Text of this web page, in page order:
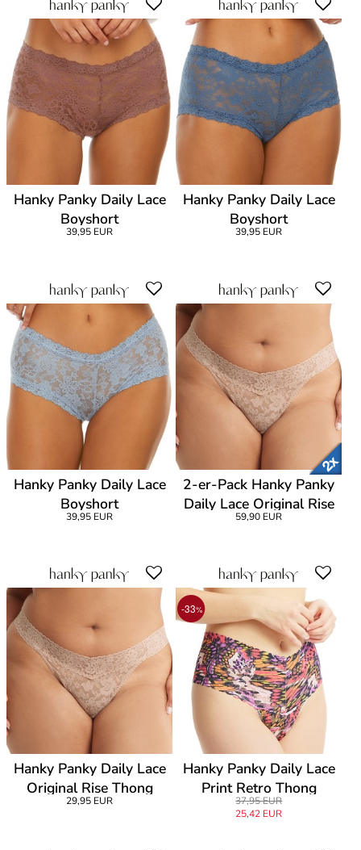
Hanky Panky Daily Lace
Boyshort
39,95 EUR
Hanky Panky Daily Lace
Boyshort
39,95 EUR
Hanky Panky Daily Lace
Boyshort
39,95 EUR
2-er-Pack Hanky Panky
Daily Lace Original Rise
Thong
59,90 EUR
Hanky Panky Daily Lace
Original Rise Thong
29,95 EUR
-33%
Hanky Panky Daily Lace
Print Retro Thong
37,95 EUR
25,42 EUR